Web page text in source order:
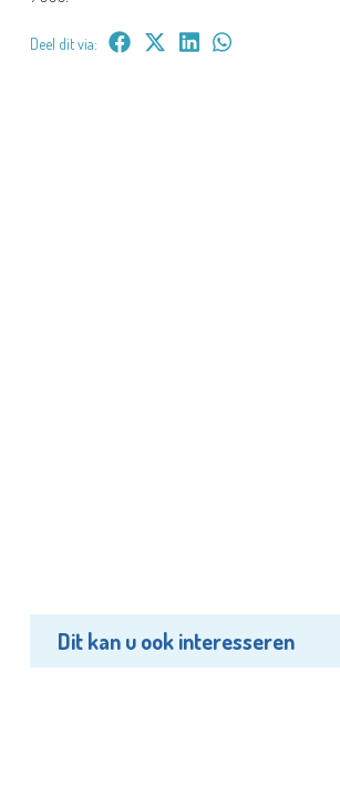
Deel dit via:
Dit kan u ook interesseren